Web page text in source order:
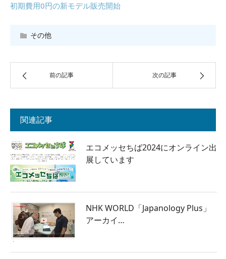
初期費用0円の新モデル販売開始
その他
前の記事 次の記事
関連記事
エコメッセちば2024にオンライン出
展しています
NHK WORLD「Japanology Plus」
アーカイ…